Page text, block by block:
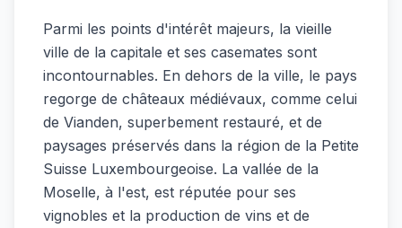
Parmi les points d'intérêt majeurs, la vieille
ville de la capitale et ses casemates sont
incontournables. En dehors de la ville, le pays
regorge de châteaux médiévaux, comme celui
de Vianden, superbement restauré, et de
paysages préservés dans la région de la Petite
Suisse Luxembourgeoise. La vallée de la
Moselle, à l'est, est réputée pour ses
vignobles et la production de vins et de